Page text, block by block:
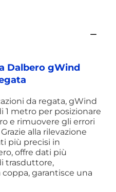
Dalbero gWind
da regata, gWind
1 metro per posizionare
e rimuovere gli errori
alla rilevazione
più precisi in
offre dati più
trasduttore,
garantisce una